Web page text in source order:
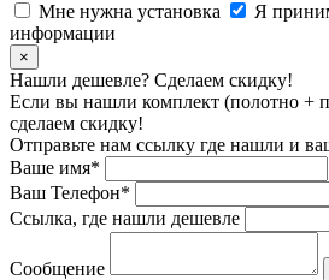
Мне нужна установка
Я
информации
×
Нашли дешевле? Сделаем скидку!
Если вы нашли комплект (полотно +
сделаем скидку!
Отправьте нам ссылку где нашли и
Ваше имя*
Ваш Телефон*
Ссылка, где нашли дешевле
Сообщение